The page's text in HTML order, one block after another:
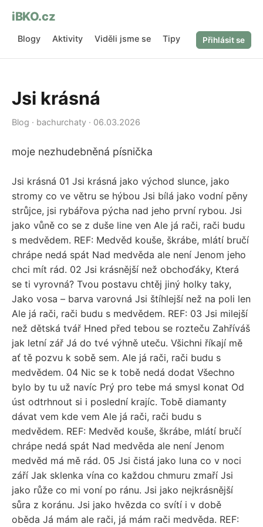
iBKO.cz
Blogy Aktivity Viděli jsme se Tipy O nás
Přihlásit se
Jsi krásná
Blog · bachurchaty · 06.03.2026
moje nezhudebněná písnička
Jsi krásná 01 Jsi krásná jako východ slunce, jako
stromy co ve větru se hýbou Jsi bílá jako vodní pěny
strůjce, jsi rybářova pýcha nad jeho první rybou. Jsi
jako vůně co se z duše line ven Ale já rači, rači budu
s medvědem. REF: Medvěd kouše, škrábe, mlátí bručí
chrápe nedá spát Nad medvěda ale není Jenom jeho
chci mít rád. 02 Jsi krásnější než obchoďáky, Která
se ti vyrovná? Tvou postavu chtěj jiný holky taky,
Jako vosa – barva varovná Jsi štíhlejší než na poli len
Ale já rači, rači budu s medvědem. REF: 03 Jsi milejší
než dětská tvář Hned před tebou se rozteču Zahříváš
jak letní zář Já do tvé výhně uteču. Všichni říkají mě
ať tě pozvu k sobě sem. Ale já rači, rači budu s
medvědem. 04 Nic se k tobě nedá dodat Všechno
bylo by tu už navíc Prý pro tebe má smysl konat Od
úst odtrhnout si i poslední krajíc. Tobě diamanty
dávat vem kde vem Ale já rači, rači budu s
medvědem. REF: Medvěd kouše, škrábe, mlátí bručí
chrápe nedá spát Nad medvěda ale není Jenom
medvěd má mě rád. 05 Jsi čistá jako luna co v noci
září Jak sklenka vína co každou chmuru zmaří Jsi
jako růže co mi voní po ránu. Jsi jako nejkrásnější
sůra z koránu. Jsi jako hvězda co svítí i v době
oběda Já mám ale rači, já mám rači medvěda. REF: